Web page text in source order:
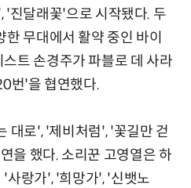
'진달래꽃'으로 시작됐다. 두
무대에서 활약 중인 바이
트 손경주가 파블로 데 사라
번'을 협연했다.
대로', '제비처럼', '꽃길만 걷
을 했다. 소리꾼 고영열은 하
사랑가', '희망가', '신뱃노